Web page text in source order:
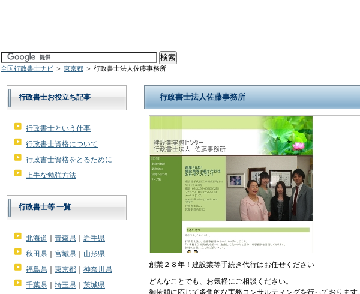
全国行政書士ナビ ＞ 東京都 ＞ 行政書士法人佐藤事務所
行政書士法人佐藤事務所
創業２８年！建設業等手続き代行はお任せください
どんなことでも、お気軽にご相談ください。
御依頼に応じて多角的な実務コンサルティングを行っております
行政書士お役立ち記事
行政書士という仕事
行政書士資格について
行政書士資格をとるために
上手な勉強方法
行政書士等 一覧
北海道 青森県
岩手県
秋田県
宮城県
山形県
福島県
東京都
神奈川県
千葉県
埼玉県
茨城県